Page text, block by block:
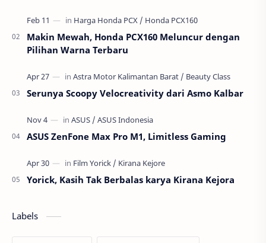
per…
Makin Mewah, Honda PCX160 Meluncur dengan
Pilihan Warna Terbaru
Serunya Scoopy Velocreativity dari Asmo Kalbar
ASUS ZenFone Max Pro M1, Limitless Gaming
Yorick, Kasih Tak Berbalas karya Kirana Kejora
Labels